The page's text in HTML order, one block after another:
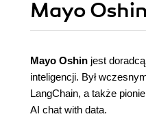
Mayo
Mayo Oshin jest
inteligencji. Był
LangChain, a także
AI chat with data.